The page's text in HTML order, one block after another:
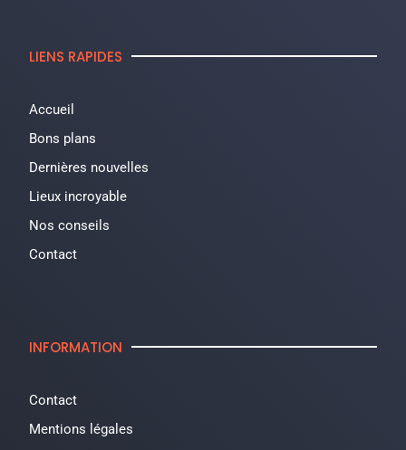
LIENS RAPIDES
Accueil
Bons plans
Dernières nouvelles
Lieux incroyable
Nos conseils
Contact
INFORMATION
Contact
Mentions légales